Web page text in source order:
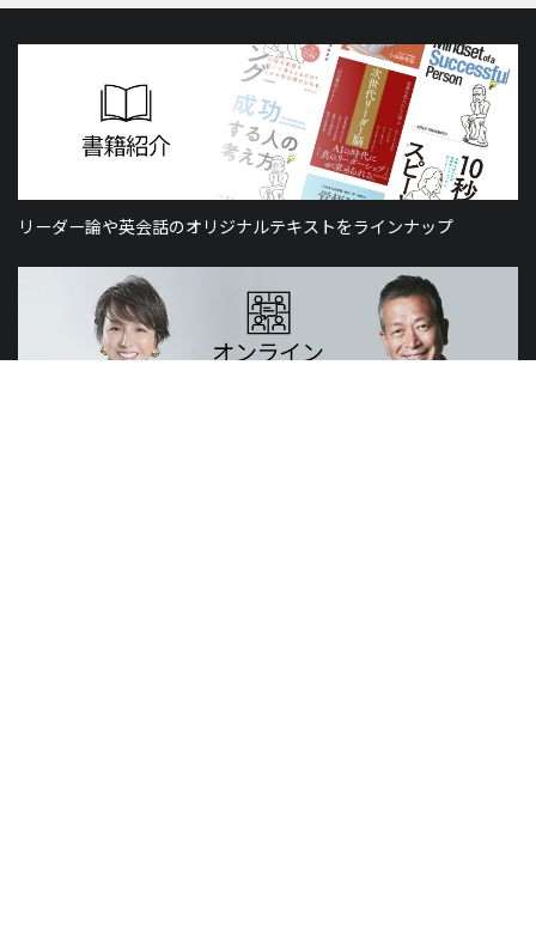
リーダー論や英会話のオリジナルテキストをラインナップ